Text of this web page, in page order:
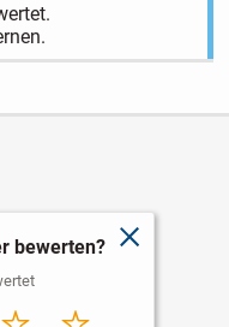
schließen
bewerten?